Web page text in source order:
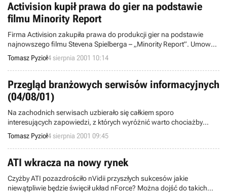
Xbox-a powinna być gotowa jesienią, czyli mniej więcej w okresie
premiery konsoli Microsoftu.
Activision kupił prawa do gier na podstawie
filmu Minority Report
Firma Activision zakupiła prawa do produkcji gier na podstawie
najnowszego filmu Stevena Spielberga – „Minority Report”. Umowa
podpisana z wytwórniami Fox Interactive i DreamWorks Pictures
daje Activision możliwość wydawania i dystrybucji gier na platformę
PC oraz wszystkie konsole.
Tomasz Pyzioł4 sierpnia 2001 10:14
Przegląd branżowych serwisów informacyjnych
(04/08/01)
Na zachodnich serwisach uzbierało się całkiem sporo
interesujących zapowiedzi, z których wyróżnić warto chociażby
materiały o dwóch tytułach LucasArts: Star Wars: Starfighter i Jedi
Outcast: Jedi Knight II czy o rosyjskim RTS Etherlords.
Tomasz Pyzioł4 sierpnia 2001 09:45
ATI wkracza na nowy rynek
Czyżby ATI pozazdrościło nVidii przyszłych sukcesów jakie
niewątpliwie będzie święcił układ nForce? Można dojść do takich